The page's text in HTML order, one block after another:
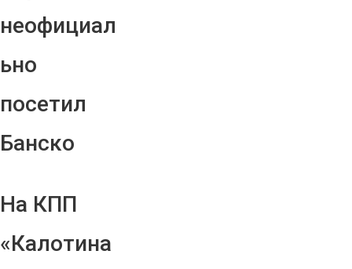
неофициал
ьно
посетил
Банско
На КПП
«Калотина